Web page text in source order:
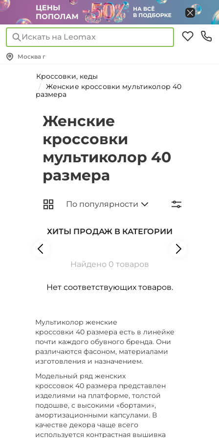
Искать на Leomax
Москва г
Кроссовки, кеды
Женские кроссовки мультиколор 40
размера
Женские
кроссовки
мультиколор 40
размера
ХИТЫ ПРОДАЖ В КАТЕГОРИИ
Найдено 0 товаров
Нет соответствующих товаров.
Мультиколор женские
кроссовки 40 размера есть в линейке
почти каждого обувного бренда. Они
различаются фасоном, материалами
изготовления и назначением.
Модельный ряд женских
кроссовок 40 размера представлен
изделиями на платформе, толстой
подошве, с высокими «бортами»,
амортизационными капсулами. В
качестве декора чаще всего
используется контрастная вышивка